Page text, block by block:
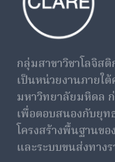
กลุ่มสาขาวิชาโลจิส
เป็นหน่วยงานภายใ
มหาวิทยาลัยมหิดล
เพื่อตอบสนองกับยุ
โครงสร้างพื้นฐานข
และระบบขนส่งทางร